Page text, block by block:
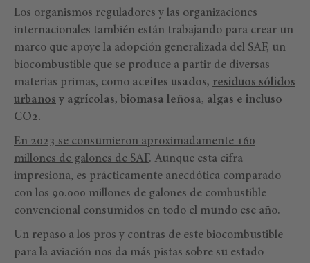
Los organismos reguladores y las organizaciones
internacionales también están trabajando para crear un
marco que apoye la adopción generalizada del SAF, un
biocombustible que se produce a partir de diversas
materias primas, como aceites usados, residuos sólidos
urbanos y agrícolas, biomasa leñosa, algas e incluso
CO2.
En 2023 se consumieron aproximadamente 160
millones de galones de SAF. Aunque esta cifra
impresiona, es prácticamente anecdótica comparado
con los 90.000 millones de galones de combustible
convencional consumidos en todo el mundo ese año.
Un repaso a los pros y contras de este biocombustible
para la aviación nos da más pistas sobre su estado